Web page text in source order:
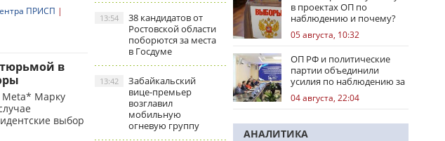
ПРИСП |
в
Meta* Марку
выбор
38 кандидатов от
Ростовской области
поборются за места
в Госдуме
13:54
Забайкальский
вице-премьер
возглавил
мобильную
огневую группу
13:42
в проектах ОП по
наблюдению и почему?
05 августа, 10:32
ОП РФ и политические
партии объединили
усилия по наблюдению за
выборами
04 августа, 22:04
АНАЛИТИКА